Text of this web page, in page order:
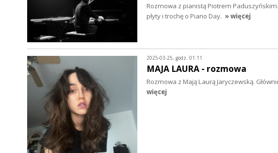
Rozmowa z pianistą Piotrem
płyty i trochę o Piano Day. » więcej
2025-03-25, godz. 01:11
MAJA LAURA - rozmowa
Rozmowa z Mają Laurą Jaryczewską.
więcej